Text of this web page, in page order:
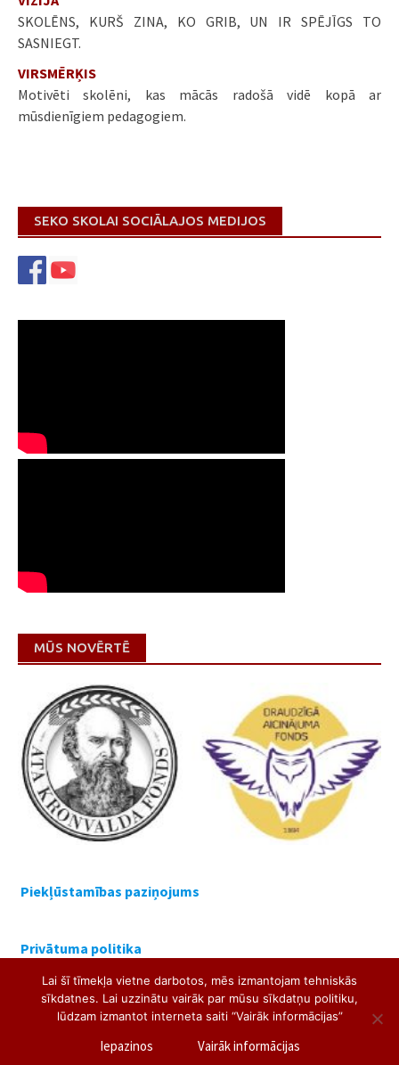
SKOLĒNS, KURŠ ZINA, KO GRIB, UN IR SPĒJĪGS TO
SASNIEGT.
VIRSMĒRĶIS
Motivēti skolēni, kas mācās radošā vidē kopā ar
mūsdienīgiem pedagogiem.
SEKO SKOLAI SOCIĀLAJOS MEDIJOS
MŪS NOVĒRTĒ
Piekļūstamības paziņojums
Privātuma politika
Siguldas Valsts ģimnāzija
Lai šī tīmekļa vietne darbotos, mēs izmantojam tehniskās
sīkdatnes. Lai uzzinātu vairāk par mūsu sīkdatņu politiku,
lūdzam izmantot interneta saiti “Vairāk informācijas”
Iepazinos Vairāk informācijas